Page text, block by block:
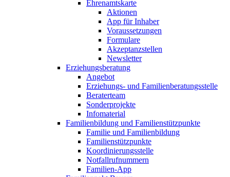
Ehrenamtskarte
Aktionen
App für Inhaber
Voraussetzungen
Formulare
Akzeptanzstellen
Newsletter
Erziehungsberatung
Angebot
Erziehungs- und Familienberatungsstelle
Beraterteam
Sonderprojekte
Infomaterial
Familienbildung und Familienstützpunkte
Familie und Familienbildung
Familienstützpunkte
Koordinierungsstelle
Notfallrufnummern
Familien-App